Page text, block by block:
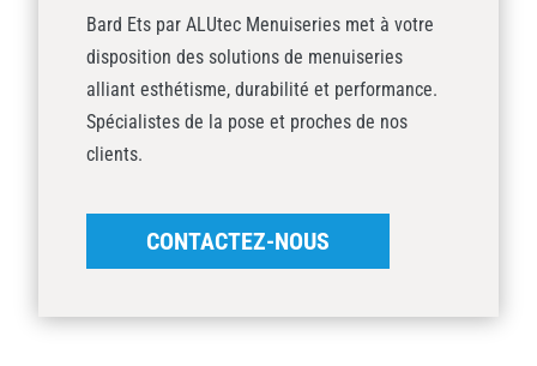
Bard Ets par ALUtec Menuiseries met à votre
disposition des solutions de menuiseries
alliant esthétisme, durabilité et performance.
Spécialistes de la pose et proches de nos
clients.
CONTACTEZ-NOUS